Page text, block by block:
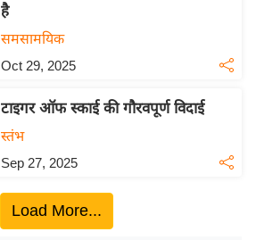
है
समसामयिक
Oct 29, 2025
टाइगर ऑफ स्काई की गौरवपूर्ण विदाई
स्तंभ
Sep 27, 2025
Load More...